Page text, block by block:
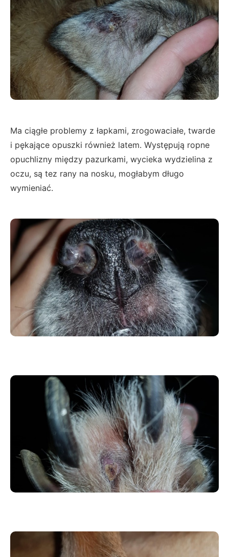
Ma ciągłe problemy z łapkami, zrogowaciałe, twarde
i pękające opuszki również latem. Występują ropne
opuchlizny między pazurkami, wycieka wydzielina z
oczu, są tez rany na nosku, mogłabym długo
wymieniać.